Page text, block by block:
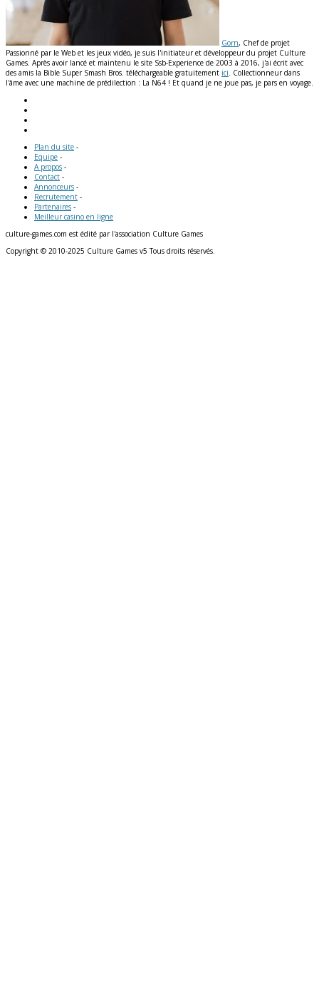
Gorn, Chef de projet
Passionné par le Web et les jeux vidéo, je suis l'initiateur et développeur du projet Culture
Games. Après avoir lancé et maintenu le site Ssb-Experience de 2003 à 2016, j'ai écrit avec
des amis la Bible Super Smash Bros. téléchargeable gratuitement ici . Collectionneur dans
l'âme avec une machine de prédilection : La N64 ! Et quand je ne joue pas, je pars en voyage.
Plan du site -
Equipe -
A propos -
Contact -
Annonceurs -
Recrutement -
Partenaires -
Meilleur casino en ligne
culture-games.com est édité par l'association Culture Games
Copyright © 2010-2025 Culture Games v5 Tous droits réservés.